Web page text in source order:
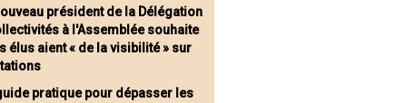
président de la Délégation
à l'Assemblée souhaite
élus aient « de la visibilité » sur
pratique pour dépasser les